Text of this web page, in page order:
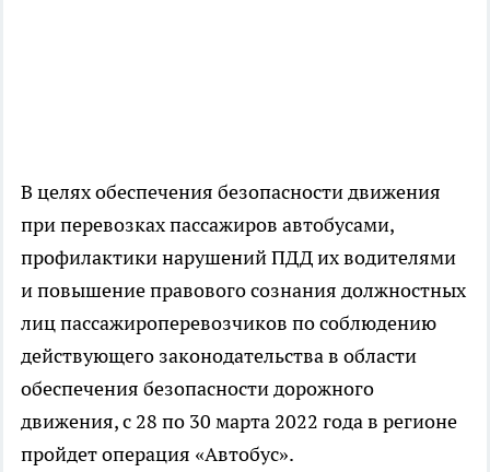
В целях обеспечения безопасности движения
при перевозках пассажиров автобусами,
профилактики нарушений ПДД их водителями
и повышение правового сознания должностных
лиц пассажироперевозчиков по соблюдению
действующего законодательства в области
обеспечения безопасности дорожного
движения, с 28 по 30 марта 2022 года в регионе
пройдет операция «Автобус».